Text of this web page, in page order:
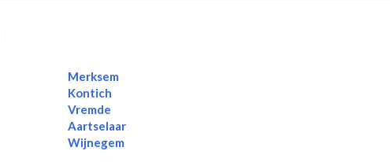
Merksem
Kontich
Vremde
Aartselaar
Wijnegem